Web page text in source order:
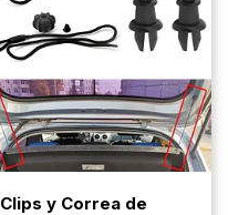
Clips y Correa de